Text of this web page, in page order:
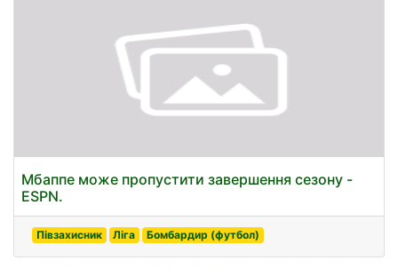
Мбаппе може пропустити завершення сезону -
ESPN.
Півзахисник Ліга Бомбардир (футбол)